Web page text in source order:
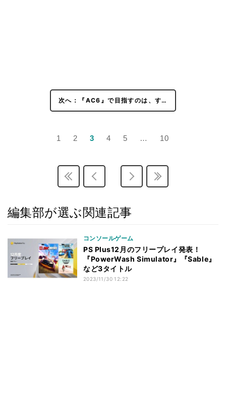
次へ：『AC6』で目指すのは、す…
1 2 3 4 5 … 10
編集部が選ぶ関連記事
コンソールゲーム
PS Plus12月のフリープレイ発表！
『PowerWash Simulator』『Sable』
など3タイトル
2023/11/30 12:22